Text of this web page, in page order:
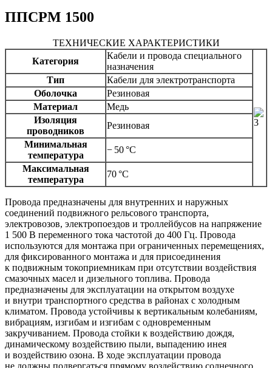
ППСРМ 1500
ТЕХНИЧЕСКИЕ ХАРАКТЕРИСТИКИ
Категория
Кабели и провода специального
назначения
Тип
Кабели для электротранспорта
Оболочка
Резиновая
Материал
Медь
Изоляция
проводников
Резиновая
Минимальная
температура
− 50 °C
Максимальная
температура
70 °C
Провода предназначены для внутренних и наружных
соединений подвижного рельсового транспорта,
электровозов, электропоездов и троллейбусов на напряжение
1 500 В переменного тока частотой до 400 Гц. Провода
используются для монтажа при ограниченных перемещениях,
для фиксированного монтажа и для присоединения
к подвижным токоприемникам при отсутствии воздействия
смазочных масел и дизельного топлива. Провода
предназначены для эксплуатации на открытом воздухе
и внутри транспортного средства в районах с холодным
климатом. Провода устойчивы к вертикальным колебаниям,
вибрациям, изгибам и изгибам с одновременным
закручиванием. Провода стойки к воздействию дождя,
динамическому воздействию пыли, выпадению инея
и воздействию озона. В ходе эксплуатации провода
не должны подвергаться прямому воздействию солнечного